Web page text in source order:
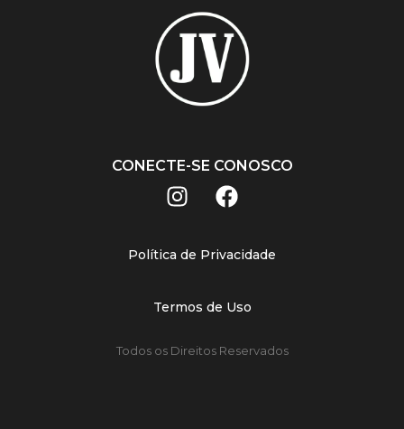
CONECTE-SE CONOSCO
Política de Privacidade
Termos de Uso
Todos os Direitos Reservados